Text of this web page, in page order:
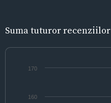
Suma tuturor recenziilor
160
170